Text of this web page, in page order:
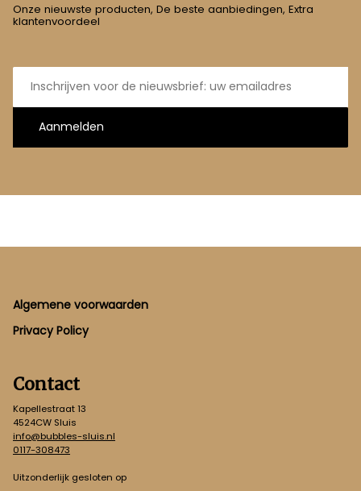
Onze nieuwste producten, De beste aanbiedingen, Extra
klantenvoordeel
E-
mailadres
Aanmelden
Footer
Algemene voorwaarden
Privacy Policy
Contact
Kapellestraat 13
4524CW Sluis
info@bubbles-sluis.nl
0117-308473
Uitzonderlijk gesloten op